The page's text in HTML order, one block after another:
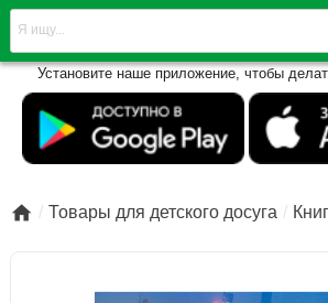
Установите наше приложение, чтобы
 Товары для детского досуга